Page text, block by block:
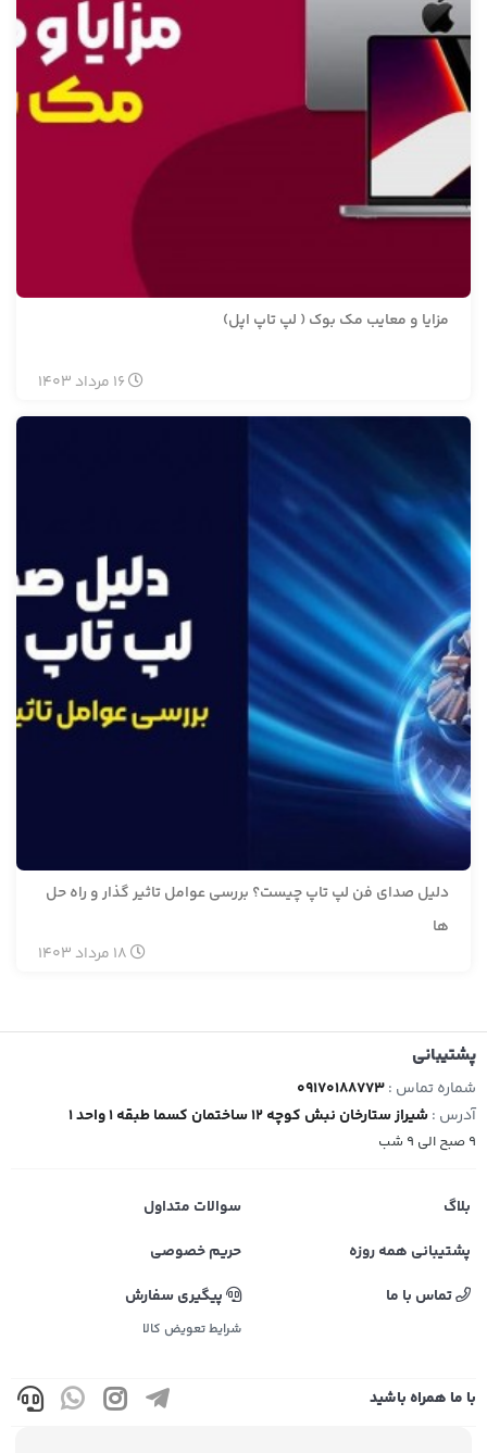
مزایا و معایب مک بوک ( لپ تاپ اپل)
16 مرداد 1403
دلیل صدای فن لپ تاپ چیست؟ بررسی عوامل تاثیر گذار و راه حل
ها
18 مرداد 1403
پشتیبانی
شماره تماس :09170188773
آدرس :شیراز ستارخان نبش کوچه 12 ساختمان کسما طبقه 1 واحد 1
9 صبح الی 9 شب
بلاگ
سوالات متداول
پشتیبانی همه روزه
حریم خصوصی
تماس با ما
پیگیری سفارش
شرایط تعویض کالا
با ما همراه باشید